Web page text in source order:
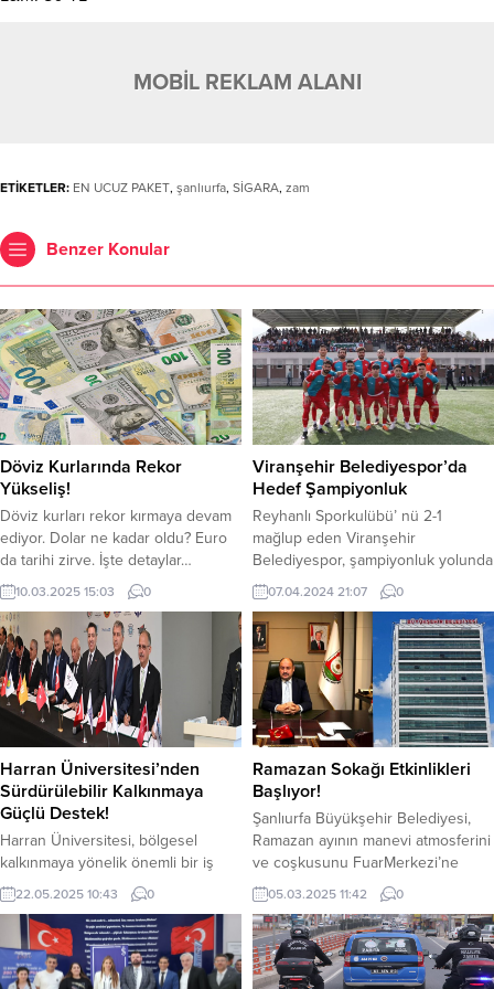
MOBİL REKLAM ALANI
ETİKETLER: EN UCUZ PAKET, şanlıurfa, SİGARA, zam
Benzer Konular
Döviz Kurlarında Rekor
Yükseliş!
Döviz kurları rekor kırmaya devam
ediyor. Dolar ne kadar oldu? Euro
da tarihi zirve. İşte detaylar…
Küresel piyasalardaki risklerin
artması ve ticaret savaşlarının iyice
kızışmasıyla birlikte döviz kurlarının
yukarı yönlü hareket etmesine
neden oluyor. Döviz kurları
uluslararası alandaki gelişmelerin
etkisiyle her gün rekor tazeliyor.
Dolar saat 15.00 itibariyle 36.54
TL’den,...
10.03.2025 15:03 0
Viranşehir Belediyespor’da
Hedef Şampiyonluk
Reyhanlı Sporkulübü’ nü 2-1
mağlup eden Viranşehir
Belediyespor, şampiyonluk yolunda
önemli bir adım attı. Taraftarın
coşkusuyla oynanan maç,
Viranşehir İlçe Stadyumu’nda
gerçekleşti. Belediye Eş Başkanları
Serhat Dicle İnan ve Bedriye
Yorgun, birçok taraftarla birlikte
mücadeleyi izledi. Maç sonunda
teknik ekip ve futbolcuları tebrik
eden eş başkanlar, galibiyeti birlikte
kutladılar. Viranşehir...
07.04.2024 21:07 0
Harran Üniversitesi’nden
Sürdürülebilir Kalkınmaya
Güçlü Destek!
Harran Üniversitesi, bölgesel
kalkınmaya yönelik önemli bir iş
birliğine imza attı. Gaziantep
Büyükşehir Belediyesi ev
sahipliğinde, İstasyon Gaziantep
koordinasyonunda gerçekleştirilen
Akademik Kurul Paydaş İş Birliği
22.05.2025 10:43 0
Ramazan Sokağı Etkinlikleri
Başlıyor!
Şanlıurfa Büyükşehir Belediyesi,
Ramazan ayının manevi atmosferini
ve coşkusunu FuarMerkezi’ne
taşıyor. 07-29 Mart tarihleri
arasında Fuar Merkezi’nde
kurulacak RamazanSokağı, şehri
Ramazan ayının huzur ve birlik
duygusuyla buluşturacak. Etkinliğe
05.03.2025 11:42 0